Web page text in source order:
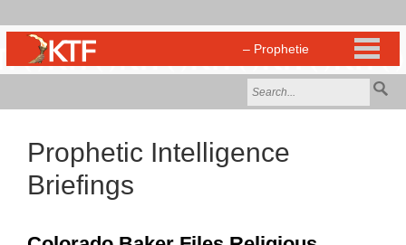
Prophetic Intelligence
Briefings